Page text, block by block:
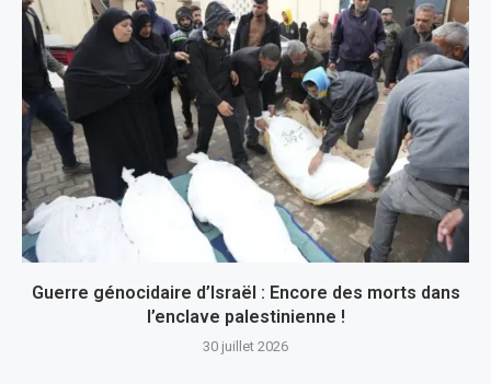
Guerre génocidaire d’Israël : Encore des morts dans
l’enclave palestinienne !
30 juillet 2026